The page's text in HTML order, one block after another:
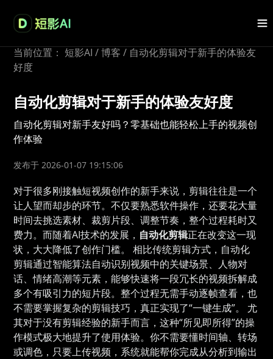
当前位置： 短影AI / 博客 / 自动化剪辑对于新手的体验友
好度
自动化剪辑对于新手的体验友好度
自动化剪辑对新手友好吗？零基础也能轻松上手的视频创
作体验
发布于 2026-01-07 19:15:06
对于很多刚接触短视频创作的新手来说，剪辑往往是一个
让人望而却步的环节。不仅要熟悉软件操作，还要花大量
时间去挑选素材、裁剪片段、调整节奏，整个过程耗时又
费力。而随着AI技术的发展， 自动化剪辑正在改变这一现
状，大大降低了创作门槛。 相比传统剪辑方式，自动化
剪辑通过智能算法自动识别视频中的关键场景、人物对
话、情绪高潮等元素，能够快速将一段冗长的视频拆解成
多个有吸引力的短片段。整个过程无需手动逐帧查看，也
不需要掌握复杂的剪辑技巧，真正实现了“一键生成”。 尤
其对于没有剪辑经验的新手而言，这种“所见即所得”的操
作模式极大地提升了使用体验。你不需要懂时间轴、转场
或调色，只要上传视频，系统就能帮你完成从分析到输出